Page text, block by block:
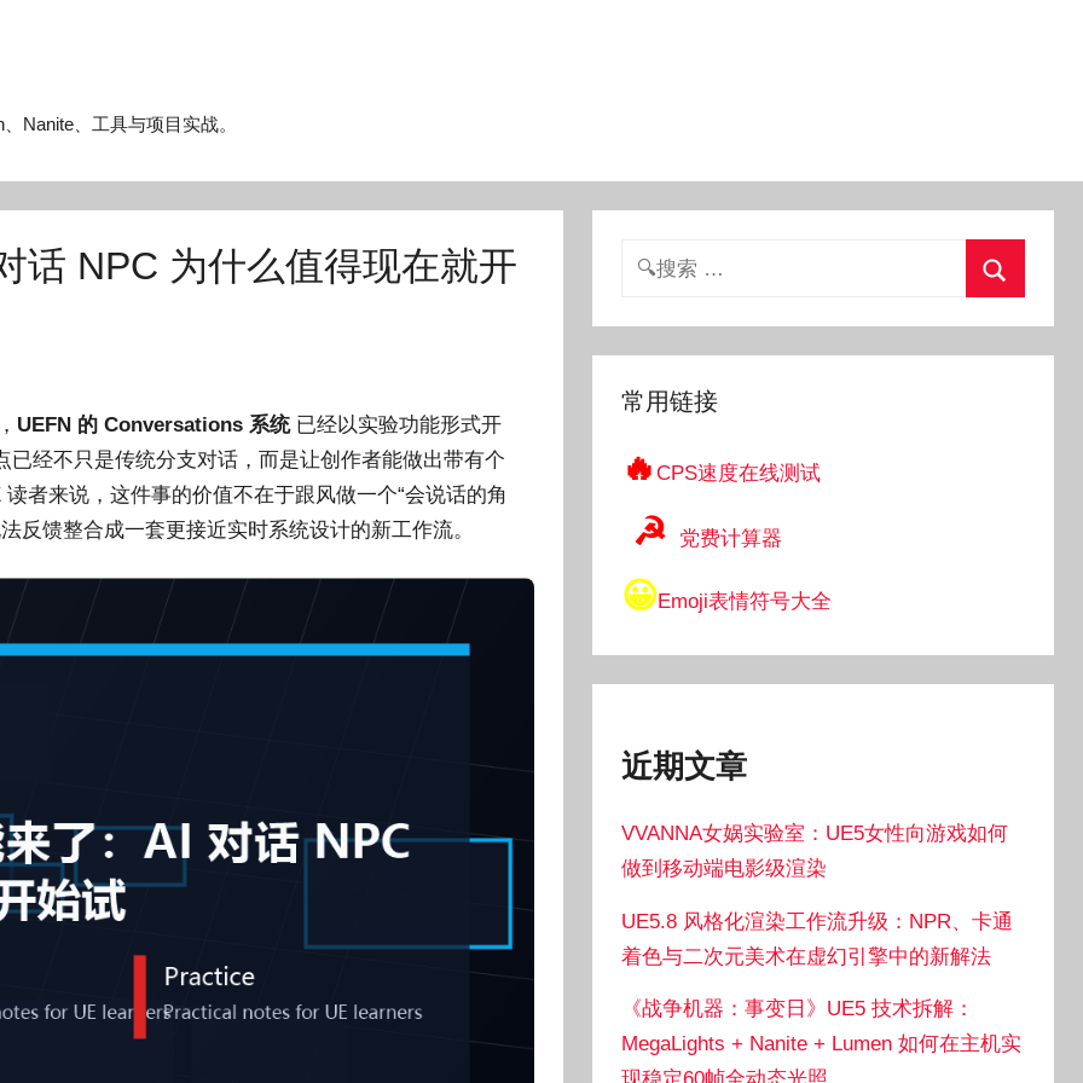
Nanite、工具与项目实战。
话 NPC 为什么值得现在就开
UEFN 的 Conversations 系统已经以实验功能形式开
经不只是传统分支对话，而是让创作者能做出带有个
者来说，这件事的价值不在于跟风做一个“会说话的角
反馈整合成一套更接近实时系统设计的新工作流。
搜
常用链接
🔥CPS速度在线测试
☭ 党费计算器
😀Emoji表情符号大全
近期文章
VVANNA女娲实验室：UE5女性向游戏如何
做到移动端电影级渲染
UE5.8 风格化渲染工作流升级：NPR、卡通
着色与二次元美术在虚幻引擎中的新解法
《战争机器：事变日》UE5 技术拆解：
MegaLights + Nanite + Lumen 如何在主机实